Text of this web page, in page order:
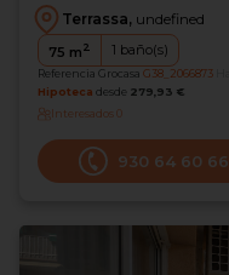
Terrassa, undefined
75 m2 1 baño(s)
Referencia Grocasa G38_2066873
Hipoteca desde 279,93 €
Interesados0
930 64 60 66